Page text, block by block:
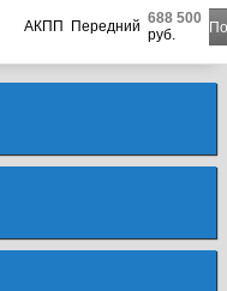
АКПП Передний 688 500
руб.